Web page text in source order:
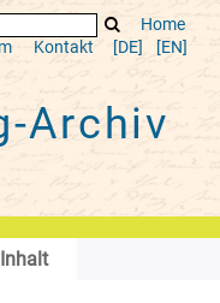
Home
Kontakt [DE] [EN]
Archiv
Inhalt